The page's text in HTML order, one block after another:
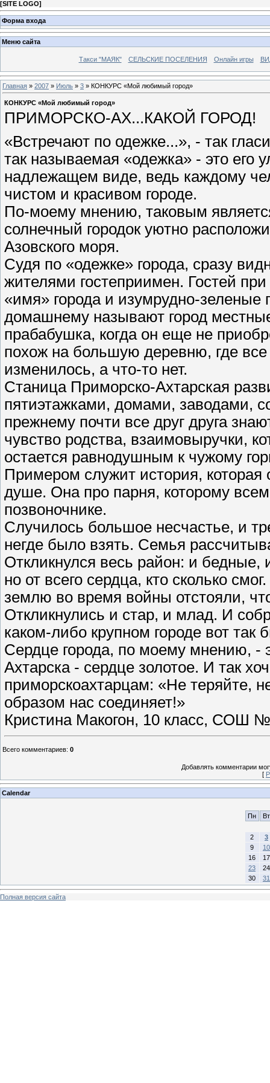
[SITE LOGO]
Форма входа
Меню сайта
Такси "МАЯК" СЕЛЬСКИЕ ПОСЕЛЕНИЯ Онлайн игры
Главная » 2007 » Июль » 3 » КОНКУРС «Мой любимый город»
КОНКУРС «Мой любимый город»
ПРИМОРСКО-АХ...КАКОЙ ГОРОД!
«Встречают по одежке...», - так
так называемая «одежка» - это
надлежащем виде, ведь каждому
чистом и красивом городе.
По-моему мнению, таковым
солнечный городок уютно
Азовского моря.
Судя по «одежке» города, сразу
жителями гостеприимен. Гостей
«имя» города и изумрудно-
домашнему называют город
прабабушка, когда он еще не
похож на большую деревню, где все
изменилось, а что-то нет.
Станица Приморско-Ахтарская
пятиэтажками, домами, заводами,
прежнему почти все друг друга
чувство родства, взаимовыручки,
остается равнодушным к чужому
Примером служит история,
душе. Она про парня, которому
позвоночнике.
Случилось большое несчастье, и
негде было взять. Семья
Откликнулся весь район: и
но от всего сердца, кто сколько
землю во время войны отстояли,
Откликнулись и стар, и млад. И
каком-либо крупном городе вот
Сердце города, по моему мнению, -
Ахтарска - сердце золотое. И так
приморскоахтарцам: «Не теряйте,
образом нас соединяет!»
Кристина Макогон, 10 класс, СОШ
Всего комментариев: 0
Добавлять комментарии
[
Calendar
Пн Вт
2
3
9
10
16
17
23
24
30
31
Полная версия сайта